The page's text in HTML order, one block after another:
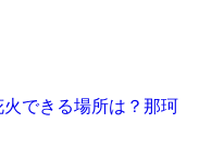
できる場所は？那珂